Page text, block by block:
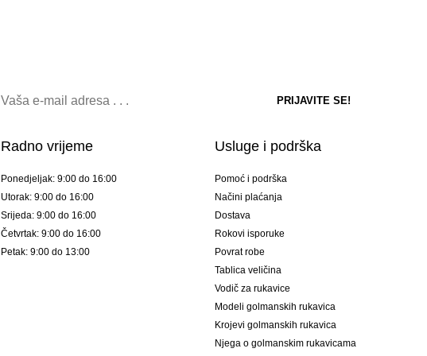
Radno vrijeme
Ponedjeljak: 9:00 do 16:00
Utorak: 9:00 do 16:00
Srijeda: 9:00 do 16:00
Četvrtak: 9:00 do 16:00
Petak: 9:00 do 13:00
Usluge i podrška
Pomoć i podrška
Načini plaćanja
Dostava
Rokovi isporuke
Povrat robe
Tablica veličina
Vodič za rukavice
Modeli golmanskih rukavica
Krojevi golmanskih rukavica
Njega o golmanskim rukavicama